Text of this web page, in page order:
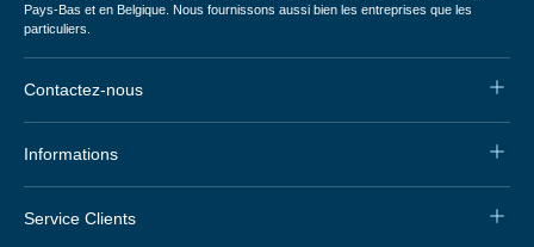
Pays-Bas et en Belgique. Nous fournissons aussi bien les entreprises que les
particuliers.
Contactez-nous
Informations
Service Clients